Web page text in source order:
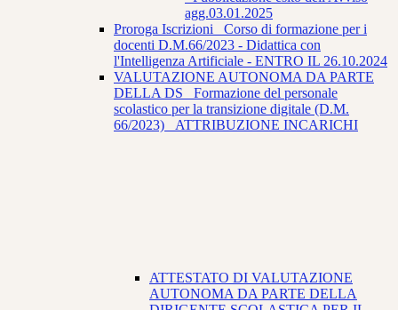
agg.03.01.2025
Proroga Iscrizioni_ Corso di formazione per i
docenti D.M.66/2023 - Didattica con
l'Intelligenza Artificiale - ENTRO IL 26.10.2024
VALUTAZIONE AUTONOMA DA PARTE
DELLA DS_ Formazione del personale
scolastico per la transizione digitale (D.M.
66/2023) _ATTRIBUZIONE INCARICHI
ATTESTATO DI VALUTAZIONE
AUTONOMA DA PARTE DELLA